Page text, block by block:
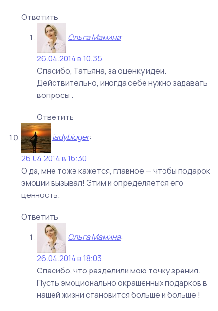
Ответить
Ольга Мамина:
26.04.2014 в 10:35
Спасибо, Татьяна, за оценку идеи.
Действительно, иногда себе нужно задавать
вопросы .
Ответить
ladybloger:
26.04.2014 в 16:30
О да, мне тоже кажется, главное — чтобы подарок
эмоции вызывал! Этим и определяется его
ценность.
Ответить
Ольга Мамина:
26.04.2014 в 18:03
Спасибо, что разделили мою точку зрения.
Пусть эмоционально окрашенных подарков в
нашей жизни становится больше и больше !